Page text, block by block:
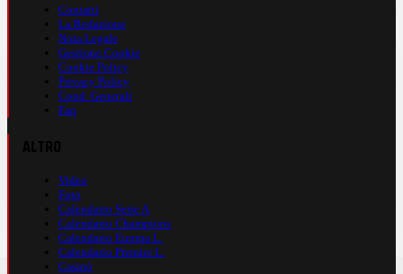
Contatti
La Redazione
Nota Legale
Gestione Cookie
Cookie Policy
Privacy Policy
Cond. Generali
Faq
Video
Foto
Calendario Serie A
Calendario Champions
Calendario Europa L.
Calendario Premier L.
Casinò